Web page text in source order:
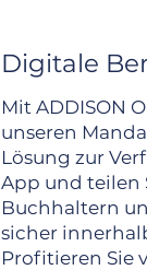
Digitale
Mit ADDISON
unseren
Lösung zur
App und teilen
Buchhaltern
sicher
Profitieren Sie